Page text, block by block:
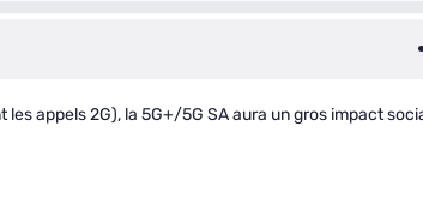
appels 2G), la 5G+/5G SA aura un gros impact